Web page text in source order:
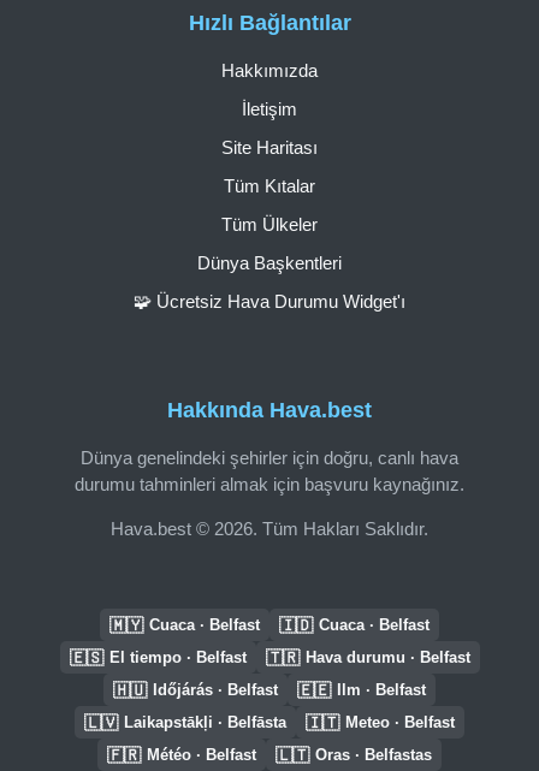
Hakkında Hava.best
Dünya genelindeki şehirler için doğru, canlı hava
durumu tahminleri almak için başvuru kaynağınız.
Hava.best © 2026. Tüm Hakları Saklıdır.
Hızlı Bağlantılar
Hakkımızda
İletişim
Site Haritası
Tüm Kıtalar
Tüm Ülkeler
Dünya Başkentleri
🧩 Ücretsiz Hava Durumu Widget'ı
🇲🇾 Cuaca · Belfast 🇮🇩 Cuaca · Belfast
🇪🇸 El tiempo · Belfast 🇹🇷 Hava durumu · Belfast
🇭🇺 Időjárás · Belfast 🇪🇪 Ilm · Belfast
🇱🇻 Laikapstākļi · Belfāsta 🇮🇹 Meteo · Belfast
🇫🇷 Météo · Belfast 🇱🇹 Oras · Belfastas